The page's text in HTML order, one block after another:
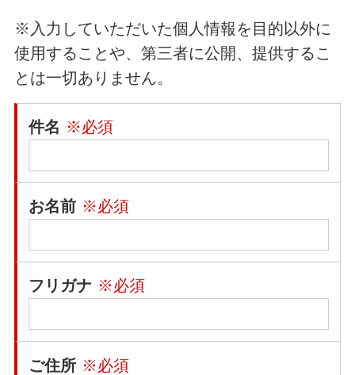
※入力していただいた個人情報を目的以外に
使用することや、第三者に公開、提供するこ
とは一切ありません。
件名 ※必須
お名前 ※必須
フリガナ ※必須
ご住所 ※必須